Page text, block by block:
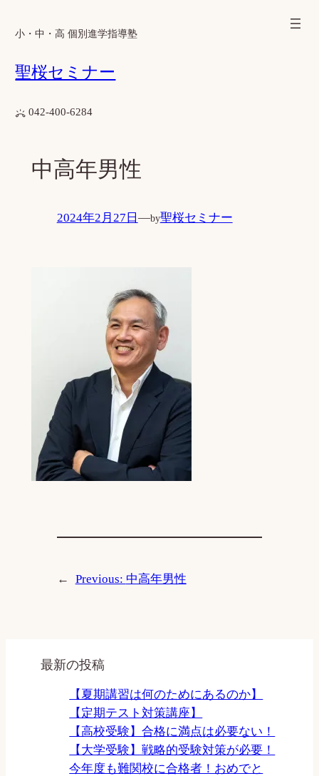
容
ス
小・中・高 個別進学指導塾
聖桜セミナー
042-400-6284
中高年男性
2024年2月27日 —by聖桜セミナー
← Previous: 中高年男性
最新の投稿
【夏期講習は何のためにあるのか】
【定期テスト対策講座】
【高校受験】合格に満点は必要ない！
【大学受験】戦略的受験対策が必要！
今年度も難関校に合格者！おめでと